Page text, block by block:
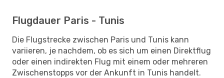
Flugdauer Paris - Tunis
Die Flugstrecke zwischen Paris und Tunis kann
variieren, je nachdem, ob es sich um einen Direktflug
oder einen indirekten Flug mit einem oder mehreren
Zwischenstopps vor der Ankunft in Tunis handelt.